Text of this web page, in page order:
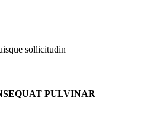
sollicitudin
PULVINAR